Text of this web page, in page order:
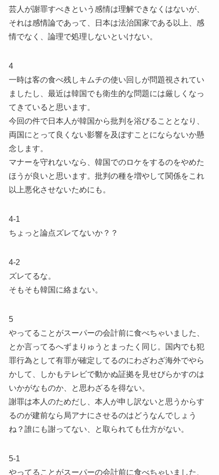
芸人が謝罪すべきという感情は理解できなくはないが、
それは感情論であって、日本は法治国家である以上、感
情でなく、論理で処理しないといけない。
4
一時は客の食べ残しキムチの使い回しが問題視されてい
ましたし、最近は韓国でも衛生的な問題には厳しくなっ
てきていると思います。
今回の件で日本人が韓国から批判を浴びることとなり、
両国にとって良くない影響を及ぼすことにならないか懸
念します。
マナーを守れないなら、韓国でのロケをするのをやめた
ほうが良いと思います。批判の種を増やして関係をこれ
以上悪化させないためにも。
4-1
ちょっと論点ズレてないか？？
4-2
ズレてるな。
そもそも韓国に絡まない。
5
やってることがスーパーの会計前に食べちゃいました、
とか言ってるへずまりゅうとまったく同じ。国内でも犯
罪行為として有罪が確定してるのにわざわざ海外でやら
かして、しかもテレビで動かぬ証拠を見せびらかすのは
いかがなものか、と思わざるを得ない。
謝罪は本人のためだし、本人が申し訳ないと思うからす
るのが建前なら局アナにさせるのはどうなんでしょう
ね？誰にも謝ってない、と取られても仕方がない。
5-1
やってることがスーパーの会計前に食べちゃいました、